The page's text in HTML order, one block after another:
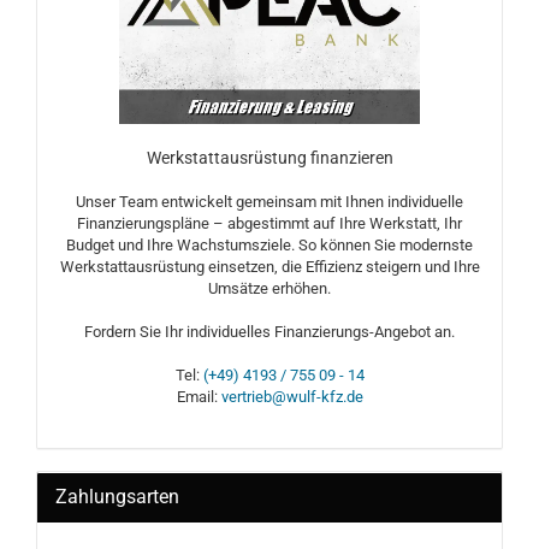
Werkstattausrüstung finanzieren
Unser Team entwickelt gemeinsam mit Ihnen individuelle
Finanzierungspläne – abgestimmt auf Ihre Werkstatt, Ihr
Budget und Ihre Wachstumsziele. So können Sie modernste
Werkstattausrüstung einsetzen, die Effizienz steigern und Ihre
Umsätze erhöhen.
Fordern Sie Ihr individuelles Finanzierungs-Angebot an.
Tel: (+49) 4193 / 755 09 - 14
Email: vertrieb@wulf-kfz.de
Zahlungsarten